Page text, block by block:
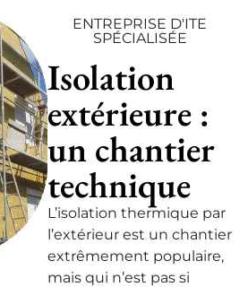
ENTREPRISE D'ITE
SPÉCIALISÉE
Isolation
extérieure :
un chantier
technique
L’isolation thermique par
l’extérieur est un chantier
extrêmement populaire,
mais qui n’est pas si